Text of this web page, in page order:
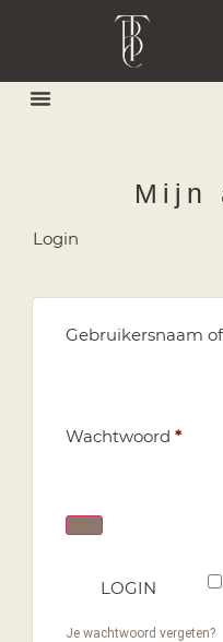
Mijn
Login
Gebruikersnaam
Wachtwoord *
LOGIN
Je wachtwoord vergeten?